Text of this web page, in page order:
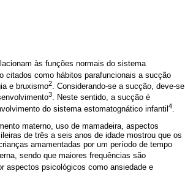
às funções normais do sistema
citados como hábitos parafuncionais a sucção
e bruxismo2. Considerando-se a sucção, deve-se
3. Neste sentido, a sucção é
do sistema estomatognático infantil4
materno, uso de mamadeira, aspectos
de três a seis anos de idade mostrou que os
amamentadas por um período de tempo
sendo que maiores frequências são
aspectos psicológicos como ansiedade e